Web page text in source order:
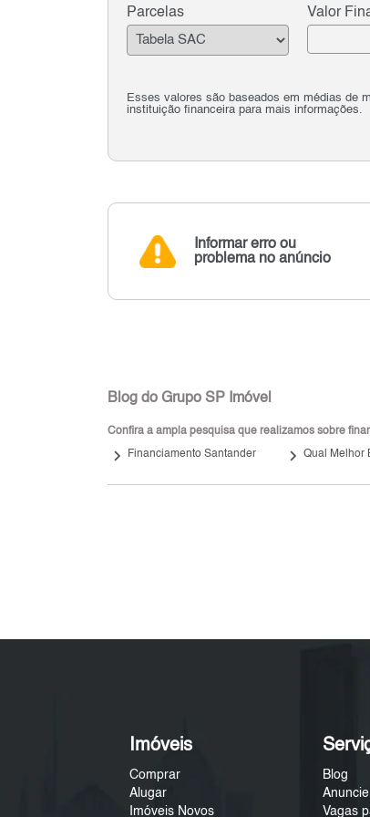
Parcelas Valor
Esses valores são baseados em médias de
instituição financeira para mais informações.
Informar erro ou
problema no anúncio
Blog do Grupo SP Imóvel
Confira a ampla pesquisa que realizamos sobre
keyboard_arrow_right Financiamento Santander keyboard_arrow_right Qual Melhor
Imóveis
Comprar
Alugar
Imóveis Novos
Blog
Anuncie
Vagas